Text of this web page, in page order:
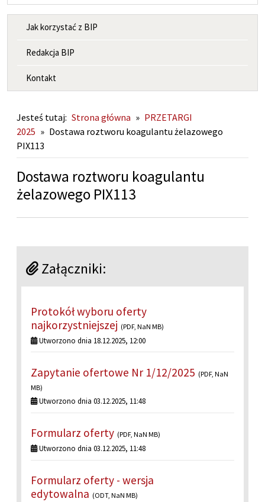
MENU INFORMACYJNE
Jak korzystać z BIP
Redakcja BIP
Kontakt
Jesteś tutaj: Strona główna » PRZETARGI
2025 » Dostawa roztworu koagulantu żelazowego
PIX113
Dostawa roztworu koagulantu
żelazowego PIX113
Załączniki:
Protokół wyboru oferty
najkorzystniejszej (PDF, NaN MB)
Utworzono dnia 18.12.2025, 12:00
Zapytanie ofertowe Nr 1/12/2025 (PDF, NaN
MB)
Utworzono dnia 03.12.2025, 11:48
Formularz oferty (PDF, NaN MB)
Utworzono dnia 03.12.2025, 11:48
Formularz oferty - wersja
edytowalna (ODT, NaN MB)